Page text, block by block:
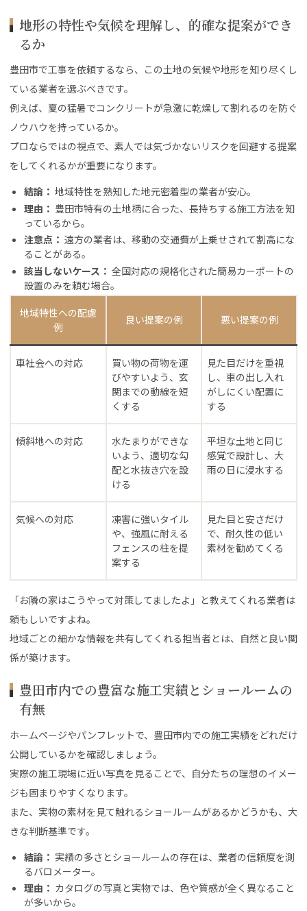
地形の特性や気候を理解し、的確な提案ができ
るか
豊田市で工事を依頼するなら、この土地の気候や地形を知り尽くし
ている業者を選ぶべきです。
例えば、夏の猛暑でコンクリートが急激に乾燥して割れるのを防ぐ
ノウハウを持っているか。
プロならではの視点で、素人では気づかないリスクを回避する提案
をしてくれるかが重要になります。
結論： 地域特性を熟知した地元密着型の業者が安心。
理由： 豊田市特有の土地柄に合った、長持ちする施工方法を知
っているから。
注意点： 遠方の業者は、移動の交通費が上乗せされて割高にな
ることがある。
該当しないケース： 全国対応の規格化された簡易カーポートの
設置のみを頼む場合。
地域特性への配慮
例
良い提案の例 悪い提案の例
車社会への対応
買い物の荷物を運
びやすいよう、玄
関までの動線を短
くする
見た目だけを重視
し、車の出し入れ
がしにくい配置に
する
傾斜地への対応
水たまりができな
いよう、適切な勾
配と水抜き穴を設
ける
平坦な土地と同じ
感覚で設計し、大
雨の日に浸水する
気候への対応
凍害に強いタイル
や、強風に耐える
フェンスの柱を提
案する
見た目と安さだけ
で、耐久性の低い
素材を勧めてくる
「お隣の家はこうやって対策してましたよ」と教えてくれる業者は
頼もしいですよね。
地域ごとの細かな情報を共有してくれる担当者とは、自然と良い関
係が築けます。
豊田市内での豊富な施工実績とショールームの
有無
ホームページやパンフレットで、豊田市内での施工実績をどれだけ
公開しているかを確認しましょう。
実際の施工現場に近い写真を見ることで、自分たちの理想のイメー
ジも固まりやすくなります。
また、実物の素材を見て触れるショールームがあるかどうかも、大
きな判断基準です。
結論： 実績の多さとショールームの存在は、業者の信頼度を測
るバロメーター。
理由： カタログの写真と実物では、色や質感が全く異なること
が多いから。